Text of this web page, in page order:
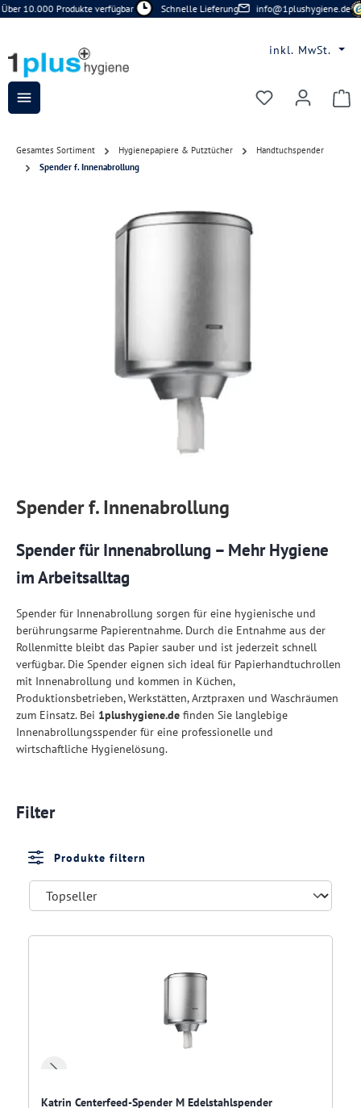
Zum Hauptinhalt springen
Über 10.000 Produkte verfügbar Schnelle Lieferung info@1plushygiene.de
inkl. MwSt.
Du hast 0
Gesamtes Sortiment Hygienepapiere & Putztücher
Handtuchspender
Spender f. Innenabrollung
Spender f. Innenabrollung
Spender für Innenabrollung – Mehr Hygiene
im Arbeitsalltag
Spender für Innenabrollung sorgen für eine hygienische und
berührungsarme Papierentnahme. Durch die Entnahme aus der
Rollenmitte bleibt das Papier sauber und ist jederzeit schnell
verfügbar. Die Spender eignen sich ideal für Papierhandtuchrollen
mit Innenabrollung und kommen in Küchen,
Produktionsbetrieben, Werkstätten, Arztpraxen und Waschräumen
zum Einsatz. Bei 1plushygiene.de finden Sie langlebige
Innenabrollungsspender für eine professionelle und
wirtschaftliche Hygienelösung.
Filter
Produkte filtern
Katrin Centerfeed-Spender M Edelstahlspender